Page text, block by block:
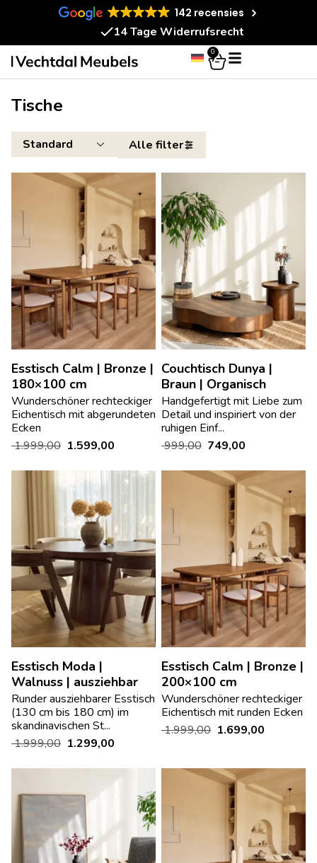
142 recensies
14 Tage Widerrufsrecht
0
Tische
Alle filter
Esstisch Calm | Bronze |
180×100 cm
Wunderschöner rechteckiger
Eichentisch mit abgerundeten
Ecken
1.999,00 1.599,00
Couchtisch Dunya |
Braun | Organisch
Handgefertigt mit Liebe zum
Detail und inspiriert von der
ruhigen Einf...
999,00 749,00
Esstisch Moda |
Walnuss | ausziehbar
Runder ausziehbarer Esstisch
(130 cm bis 180 cm) im
skandinavischen St...
1.999,00 1.299,00
Esstisch Calm | Bronze |
200×100 cm
Wunderschöner rechteckiger
Eichentisch mit runden Ecken
1.999,00 1.699,00